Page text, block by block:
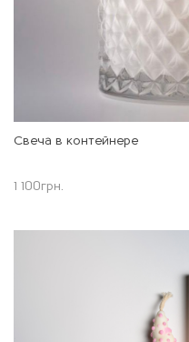
Свеча в контейнере
1 100грн.